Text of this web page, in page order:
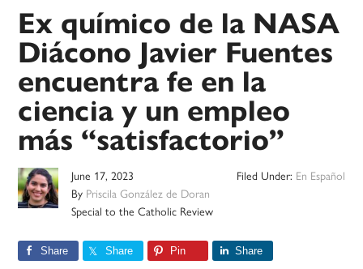
Ex químico de la NASA
Diácono Javier Fuentes
encuentra fe en la
ciencia y un empleo
más “satisfactorio”
June 17, 2023
By Priscila González de Doran
Special to the Catholic Review
Filed Under: En Español
Share Share Pin Share